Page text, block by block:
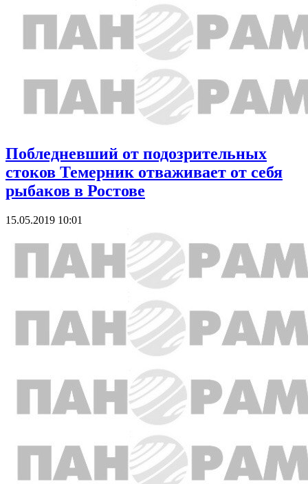
Побледневший от подозрительных
стоков Темерник отваживает от себя
рыбаков в Ростове
15.05.2019 10:01